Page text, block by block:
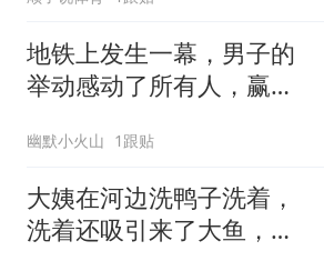
地铁上发生一幕，男子的
举动感动了所有人，赢得
幽默小火山 1跟贴
大姨在河边洗鸭子洗着，
洗着还吸引来了大鱼，这